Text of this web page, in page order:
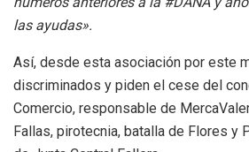
las ayudas».
Así, desde esta asociación por este
discriminados y piden el cese del
Comercio, responsable de
Fallas, pirotecnia, batalla de Flores y